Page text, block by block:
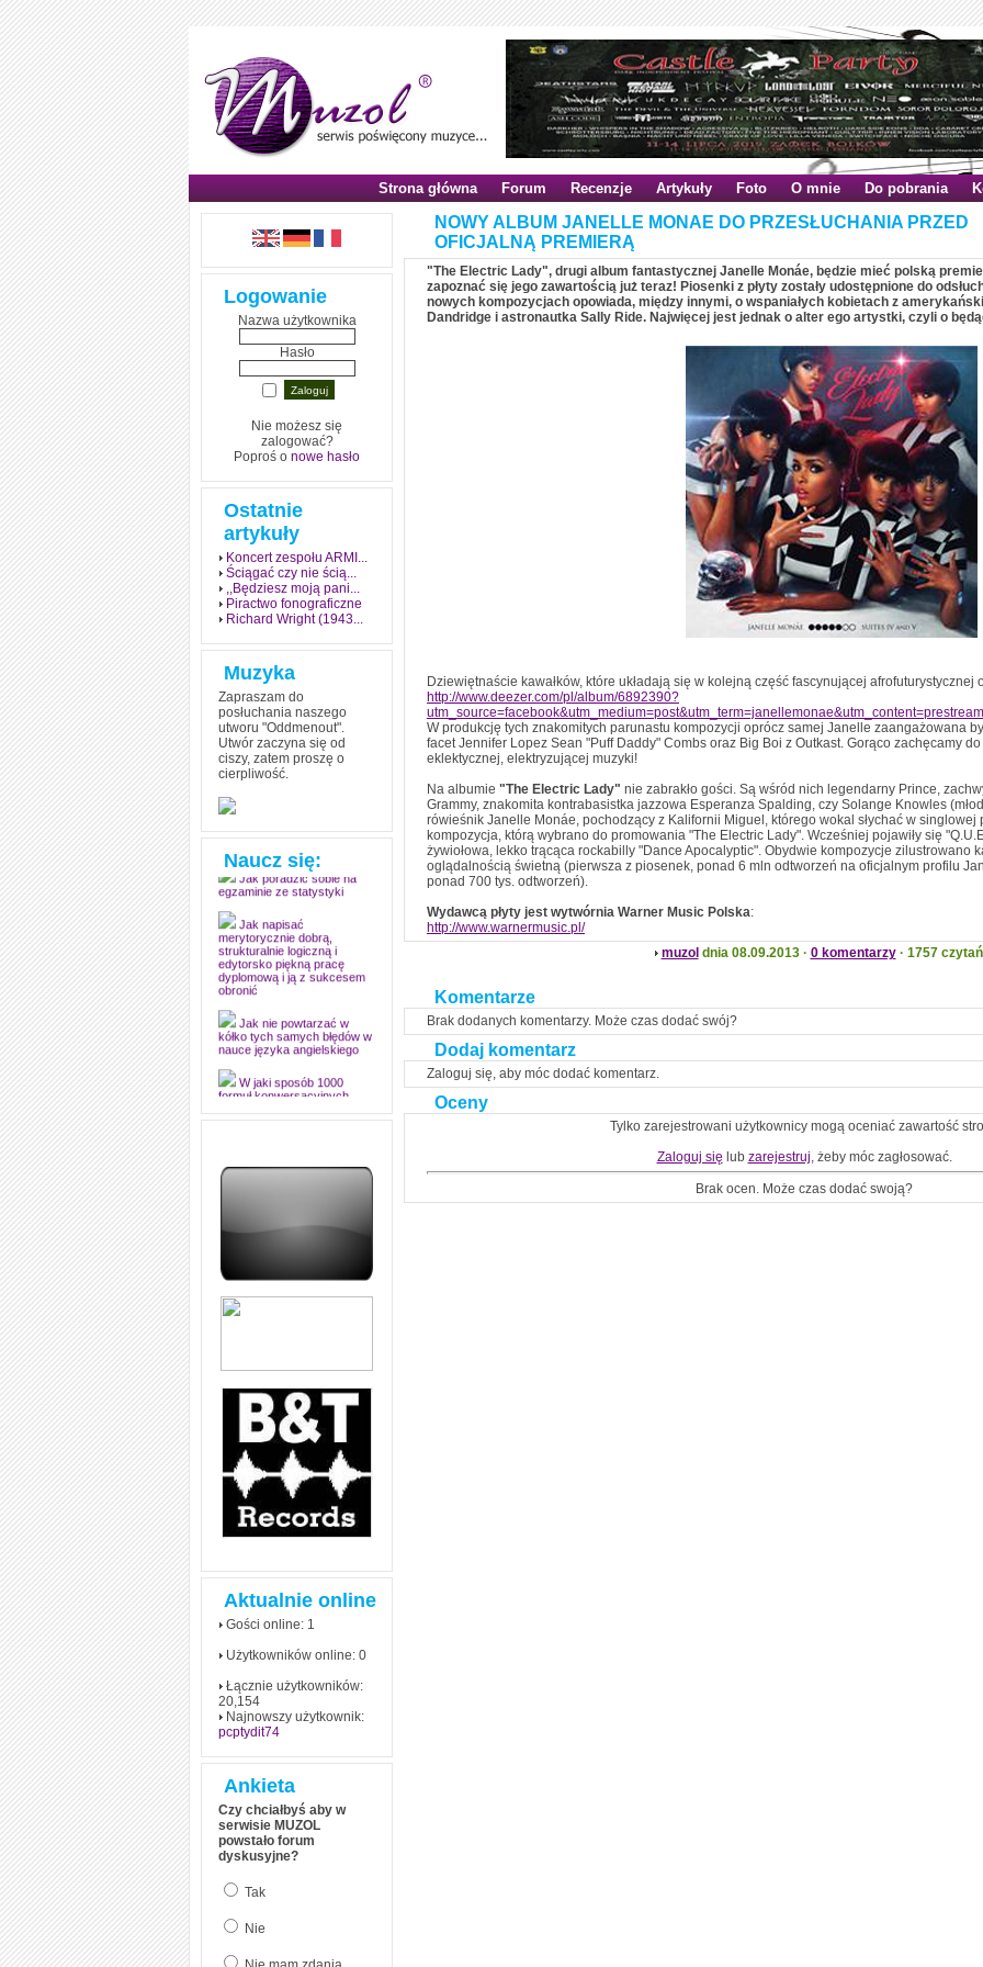
Strona główna Forum Recenzje Artykuły Foto O mnie Do pobrania
Logowanie
Nazwa użytkownika
Hasło
Nie możesz się
zalogować?
Poproś o nowe hasło
Ostatnie
artykuły
Koncert zespołu ARMI...
Ściągać czy nie ścią...
,,Będziesz moją pani...
Piractwo fonograficzne
Richard Wright (1943...
Muzyka
Zapraszam do
posłuchania naszego
utworu "Oddmenout".
Utwór zaczyna się od
ciszy, zatem proszę o
cierpliwość.
Naucz się:
Jak stworzyć fenomen
egzamin? Poznaj metody
Jak poradzić sobie na
egzaminie ze statystyki
Jak napisać
merytorycznie dobrą,
strukturalnie logiczną i
edytorsko piękną pracę
dyplomową i ją z sukcesem
obronić
Jak nie powtarzać w
kółko tych samych błędów w
nauce języka angielskiego
W jaki sposób 1000
formuł konwersacyjnych
pozwoli Ci opanować język
Angielskie przyimki
zapamiętasz
zrozumiale wytłumaczył, na
czym polega mowa zależna
(reported speech) w języku
angielskim
dłużej!
Aktualnie online
Gości online: 1
Użytkowników online: 0
Łącznie użytkowników:
20,154
Najnowszy użytkownik:
pcptydit74
Ankieta
Czy chciałbyś aby w
serwisie MUZOL
powstało forum
dyskusyjne?
Tak
Nie
NOWY ALBUM JANELLE MONAE DO PRZESŁUCHANIA PRZED
OFICJALNĄ PREMIERĄ
"The Electric Lady", drugi album fantastycznej Janelle Monáe, będzie mieć polską
zapoznać się jego zawartością już teraz! Piosenki z płyty zostały udostępnione do
nowych kompozycjach opowiada, między innymi, o wspaniałych kobietach z
Dandridge i astronautka Sally Ride. Najwięcej jest jednak o alter ego artystki, czyli o
Dziewiętnaście kawałków, które układają się w kolejną część fascynującej afrofuturystycznej
http://www.deezer.com/pl/album/6892390?
W produkcję tych znakomitych parunastu kompozycji oprócz samej Janelle zaangażowana
facet Jennifer Lopez Sean "Puff Daddy" Combs oraz Big Boi z Outkast. Gorąco zachęcamy
eklektycznej, elektryzującej muzyki!
Na albumie "The Electric Lady" nie zabrakło gości. Są wśród nich legendarny Prince,
Grammy, znakomita kontrabasistka jazzowa Esperanza Spalding, czy Solange Knowles
rówieśnik Janelle Monáe, pochodzący z Kalifornii Miguel, którego wokal słychać w singlowej
kompozycja, którą wybrano do promowania "The Electric Lady". Wcześniej pojawiły się
żywiołowa, lekko trącąca rockabilly "Dance Apocalyptic". Obydwie kompozycje zilustrowano
oglądalnością świetną (pierwsza z piosenek, ponad 6 mln odtworzeń na oficjalnym profilu
ponad 700 tys. odtworzeń).
Wydawcą płyty jest wytwórnia Warner Music Polska:
http://www.warnermusic.pl/
muzol dnia 08.09.2013 · 0 komentarzy· 1757
Komentarze
Brak dodanych komentarzy. Może czas dodać swój?
Dodaj komentarz
Zaloguj się, aby móc dodać komentarz.
Oceny
Tylko zarejestrowani użytkownicy mogą oceniać zawartość
Zaloguj się lub zarejestruj, żeby móc zagłosować.
Brak ocen. Może czas dodać swoją?